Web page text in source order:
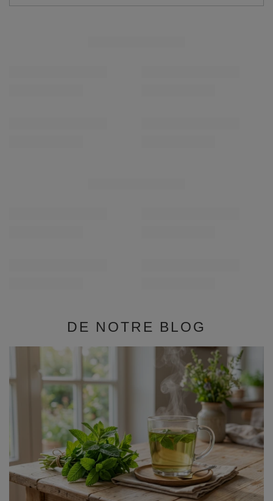
Menthe - propriétés, effets et application. A quoi sert
la menthe et comment l'utiliser ?
Il est difficile d'imaginer une armoire à pharmacie, une